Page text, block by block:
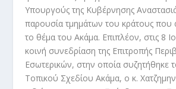
Υπουργούς της Κυβέρνησης
παρουσία τμημάτων του κράτους που
το θέμα του Ακάμα. Επιπλέον, στις 8
κοινή συνεδρίαση της Επιτροπής
Εσωτερικών, στην οποία συζητήθηκε
Τοπικού Σχεδίου Ακάμα, ο κ.